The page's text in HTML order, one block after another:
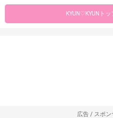
KYUN♡KYUNト
広告 / スポン